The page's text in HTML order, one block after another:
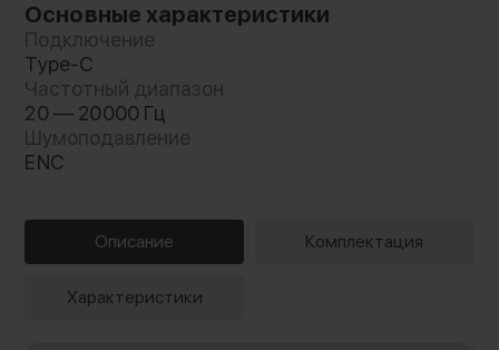
Основные характеристики
Подключение
Type-C
Частотный диапазон
20 — 20000 Гц
Шумоподавление
ENC
Описание Комплектация
Характеристики